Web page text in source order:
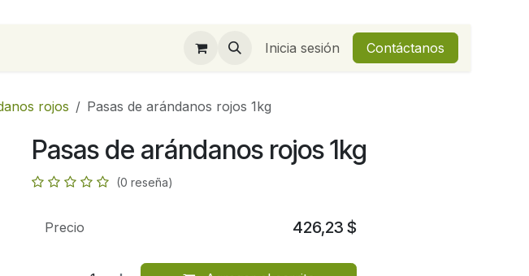
Inicia sesión Contáctanos
rojos Pasas de arándanos rojos 1kg
Pasas de arándanos rojos 1kg
(0 reseña)
Precio 426,23 $